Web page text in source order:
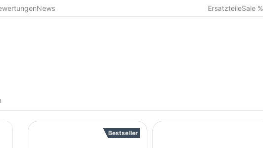
News ErsatzteileSale %
Bestseller